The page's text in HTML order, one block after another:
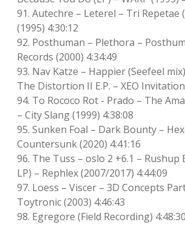
91. Autechre – Leterel – Tri Repetae
(1995) 4:30:12
92. Posthuman – Plethora –
Records (2000) 4:34:49
93. Nav Katze – Happier (Seefeel
The Distortion II E.P. – XEO
94. To Rococo Rot ‎- Prado – The
– City Slang (1999) 4:38:08
95. Sunken Foal – Dark Bounty –
Countersunk (2020) 4:41:16
96. The Tuss – oslo 2 +6.1 – Rushup
LP) – Rephlex (2007/2017) 4:44:09
97. Loess – Viscer – 3D Concepts
Toytronic (2003) 4:46:43
98. Egregore (Field Recording) 4:48:30